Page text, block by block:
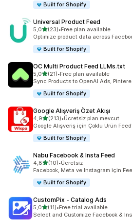
Built for Shopify
Universal Product Feed
5,05 yıldız üzerinden
(23)
toplam 23 değerlendirme
•Free plan available
Optimize product data across
Built for Shopify
OC Multi Product Feed LLMs.txt
5,05 yıldız üzerinden
(21)
toplam 21 değerlendirme
•Free plan available
Sync Products to OpenAI Ads,
Built for Shopify
Google Alışveriş Özet Akışı
4,95 yıldız üzerinden
(213)
toplam 213 değerlendirme
•Ücretsiz plan mevcut
Google Alışveriş için Çoklu Ürün
Built for Shopify
Nabu Facebook & Insta Feed
4,85 yıldız üzerinden
(10)
toplam 10 değerlendirme
•Ücretsiz
Facebook, Meta ve Instagram için
Built for Shopify
CustomPix ‑ Catalog Ads
5,05 yıldız üzerinden
(11)
toplam 11 değerlendirme
•Free trial available
Select and Customize Facebook &